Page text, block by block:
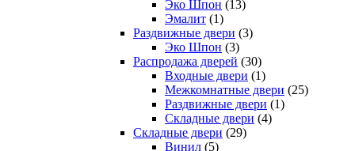
Эко Шпон (13)
Эмалит (1)
Раздвижные двери (3)
Эко Шпон (3)
Распродажа дверей (30)
Входные двери (1)
Межкомнатные двери (25)
Раздвижные двери (1)
Складные двери (4)
Складные двери (29)
Винил (5)